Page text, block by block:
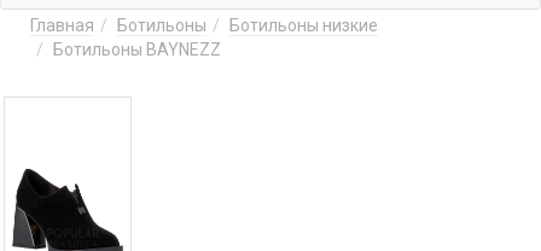
Главная Ботильоны
Ботильоны низкие
Ботильоны BAYNEZZ